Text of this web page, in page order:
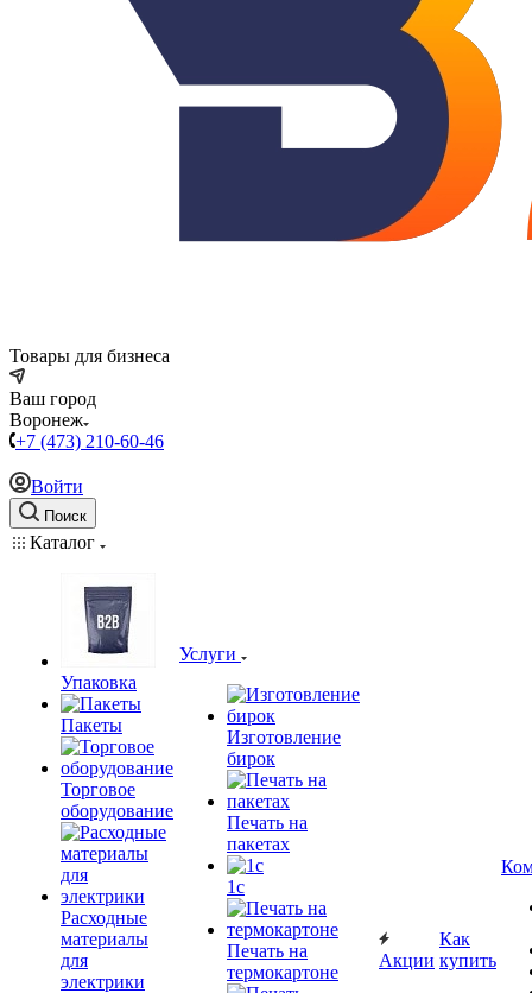
Товары для бизнеса
Ваш город
Воронеж
+7 (473) 210-60-46
Войти
Поиск
Каталог
Упаковка
Пакеты
Торговое
оборудование
Расходные
материалы
для
электрики
Услуги
Изготовление
бирок
Печать на
пакетах
1c
Печать на
термокартоне
Акции
Как
купить